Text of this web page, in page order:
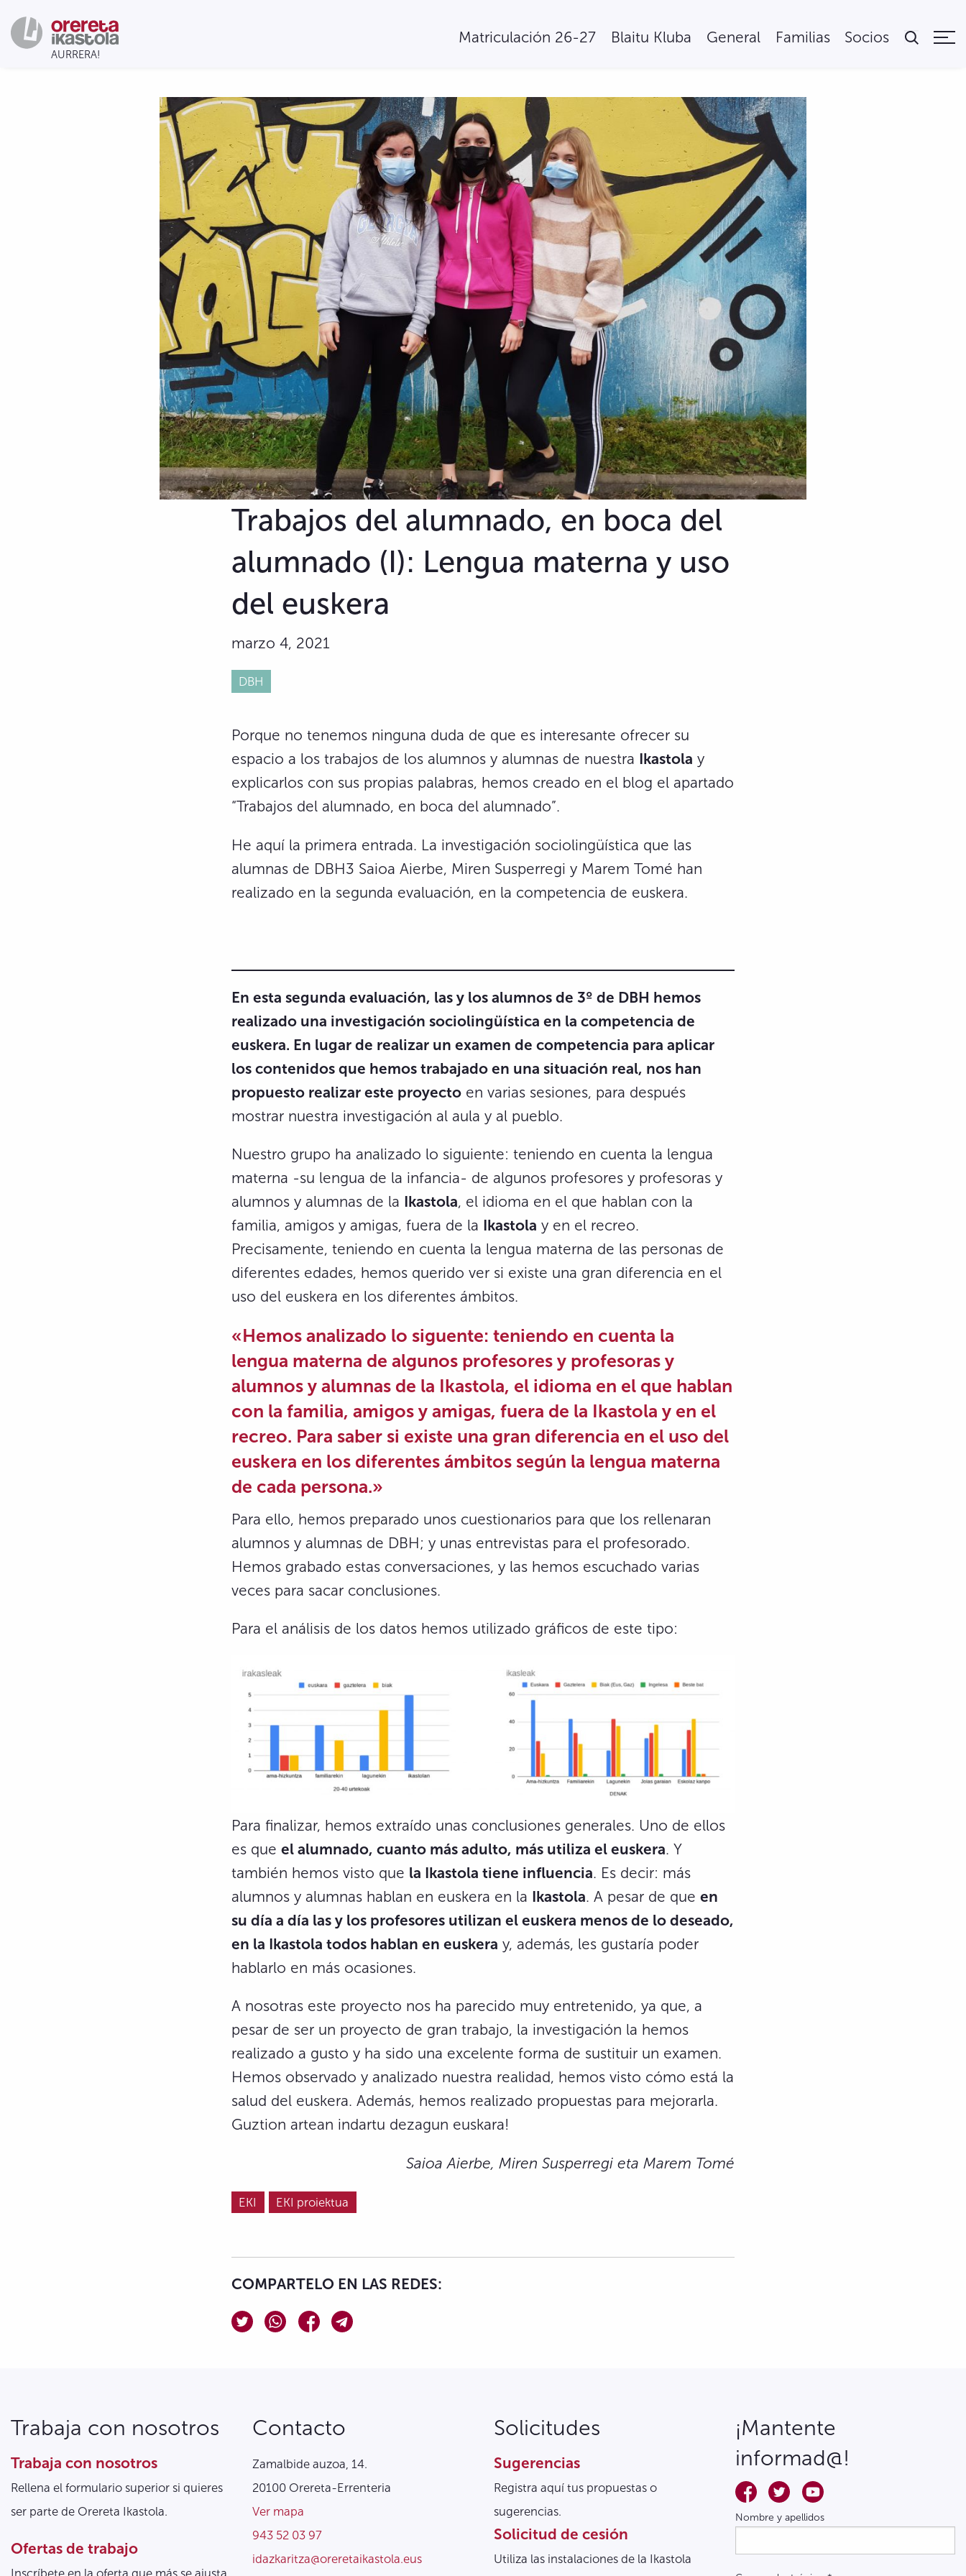
Matriculación 26-27 Blaitu Kluba General Familias Socios
Trabajos del alumnado, en boca del
alumnado (I): Lengua materna y uso
del euskera
marzo 4, 2021
DBH
Porque no tenemos ninguna duda de que es interesante ofrecer su
espacio a los trabajos de los alumnos y alumnas de nuestra Ikastola y
explicarlos con sus propias palabras, hemos creado en el blog el apartado
“Trabajos del alumnado, en boca del alumnado”.
He aquí la primera entrada. La investigación sociolingüística que las
alumnas de DBH3 Saioa Aierbe, Miren Susperregi y Marem Tomé han
realizado en la segunda evaluación, en la competencia de euskera.
En esta segunda evaluación, las y los alumnos de 3º de DBH hemos
realizado una investigación sociolingüística en la competencia de
euskera. En lugar de realizar un examen de competencia para aplicar
los contenidos que hemos trabajado en una situación real, nos han
propuesto realizar este proyecto en varias sesiones, para después
mostrar nuestra investigación al aula y al pueblo.
Nuestro grupo ha analizado lo siguiente: teniendo en cuenta la lengua
materna -su lengua de la infancia- de algunos profesores y profesoras y
alumnos y alumnas de la Ikastola, el idioma en el que hablan con la
familia, amigos y amigas, fuera de la Ikastola y en el recreo.
Precisamente, teniendo en cuenta la lengua materna de las personas de
diferentes edades, hemos querido ver si existe una gran diferencia en el
uso del euskera en los diferentes ámbitos.
«Hemos analizado lo siguente: teniendo en cuenta la
lengua materna de algunos profesores y profesoras y
alumnos y alumnas de la Ikastola, el idioma en el que hablan
con la familia, amigos y amigas, fuera de la Ikastola y en el
recreo. Para saber si existe una gran diferencia en el uso del
euskera en los diferentes ámbitos según la lengua materna
de cada persona.»
Para ello, hemos preparado unos cuestionarios para que los rellenaran
alumnos y alumnas de DBH; y unas entrevistas para el profesorado.
Hemos grabado estas conversaciones, y las hemos escuchado varias
veces para sacar conclusiones.
Para el análisis de los datos hemos utilizado gráficos de este tipo:
Para finalizar, hemos extraído unas conclusiones generales. Uno de ellos
es que el alumnado, cuanto más adulto, más utiliza el euskera. Y
también hemos visto que la Ikastola tiene influencia. Es decir: más
alumnos y alumnas hablan en euskera en la Ikastola. A pesar de que en
su día a día las y los profesores utilizan el euskera menos de lo deseado,
en la Ikastola todos hablan en euskera y, además, les gustaría poder
hablarlo en más ocasiones.
A nosotras este proyecto nos ha parecido muy entretenido, ya que, a
pesar de ser un proyecto de gran trabajo, la investigación la hemos
realizado a gusto y ha sido una excelente forma de sustituir un examen.
Hemos observado y analizado nuestra realidad, hemos visto cómo está la
salud del euskera. Además, hemos realizado propuestas para mejorarla.
Guztion artean indartu dezagun euskara!
Saioa Aierbe, Miren Susperregi eta Marem Tomé
EKI EKI proiektua
COMPARTELO EN LAS REDES:
Trabaja con nosotros
Trabaja con nosotros
Rellena el formulario superior si quieres
ser parte de Orereta Ikastola.
Ofertas de trabajo
Contacto
Zamalbide auzoa, 14.
20100 Orereta-Errenteria
Ver mapa
943 52 03 97
idazkaritza@oreretaikastola.eus
Solicitudes
Sugerencias
Registra aquí tus propuestas o
sugerencias.
Solicitud de cesión
Utiliza las instalaciones de la Ikastola
¡Mantente
informad@!
Nombre y apellidos